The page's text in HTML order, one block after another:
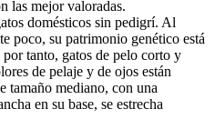
las mejor valoradas.
domésticos sin pedigrí. Al
poco, su patrimonio genético está
tanto, gatos de pelo corto y
de pelaje y de ojos están
tamaño mediano, con una
en su base, se estrecha